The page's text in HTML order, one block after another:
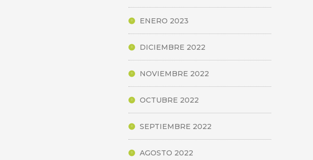
ENERO 2023
DICIEMBRE 2022
NOVIEMBRE 2022
OCTUBRE 2022
SEPTIEMBRE 2022
AGOSTO 2022